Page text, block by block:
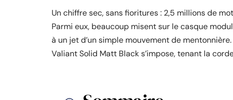
Un chiffre sec, sans fioritures : 2,5 millions de
Parmi eux, beaucoup misent sur le casque
à un jet d’un simple mouvement de
Valiant Solid Matt Black s’impose, tenant la